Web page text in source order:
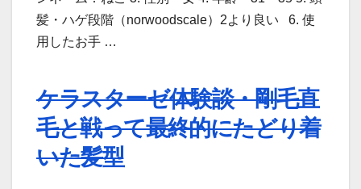
髪・ハゲ段階（norwoodscale）2より良い 6. 使
用したお手 …
ケラスターゼ体験談・剛毛直
毛と戦って最終的にたどり着
いた髪型